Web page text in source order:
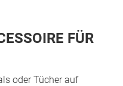
FÜR
oder Tücher auf